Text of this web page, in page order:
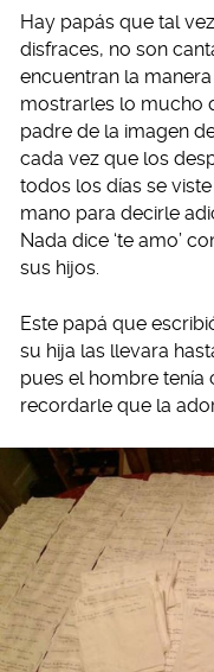
Hay papás que tal
disfraces, no son
encuentran la
mostrarles lo mucho
padre de la imagen
cada vez que los
todos los días se
mano para decirle
Nada dice ‘te amo’
sus hijos.
Este papá que
su hija las llevara
pues el hombre tenía
recordarle que la